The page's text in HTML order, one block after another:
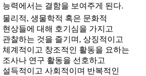
능력에서는 결함을 보여주게 된다.
물리적, 생물학적 혹은 문화적
현상들에 대해 호기심을 가지고
관찰하는 것을 즐기며, 상징적이고
체계적이고 창조적인 활동을 요하는
조사나 연구 활동을 선호하고
설득적이고 사회적이며 반복적인